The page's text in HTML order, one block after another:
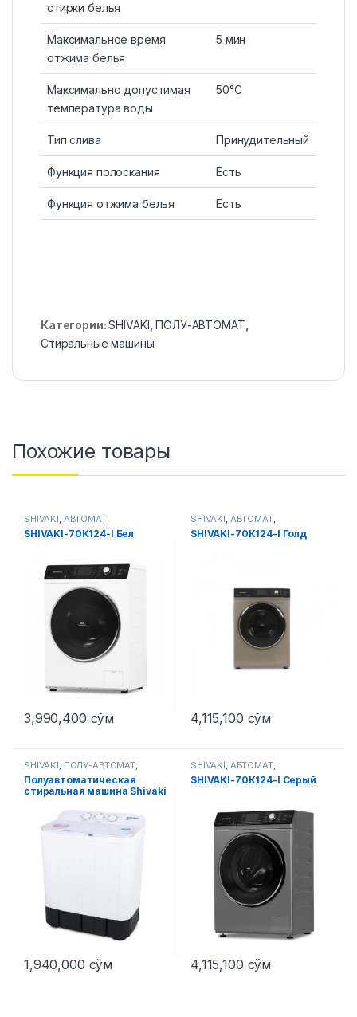
стирки белья
Максимальное время
отжима белья
5 мин
Максимально допустимая
температура воды
50°С
Тип слива Принудительный
Функция полоскания Есть
Функция отжима белья Есть
Категории:SHIVAKI ,ПОЛУ-АВТОМАТ
Стиральные машины
Похожие товары
SHIVAKI, АВТОМАТ,
Стиральные машины
SHIVAKI-70К124-I Бел
3,990,400 сўм
SHIVAKI, АВТОМАТ,
Стиральные машины
SHIVAKI-70К124-I Голд
4,115,100 сўм
SHIVAKI, ПОЛУ-АВТОМАТ,
Стиральные машины
Полуавтоматическая
стиральная машина Shivaki
1,940,000 сўм
SHIVAKI, АВТОМАТ,
Стиральные машины
SHIVAKI-70К124-I Серый
4,115,100 сўм